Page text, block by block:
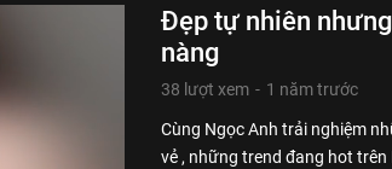
Đẹp tự nhiên
nàng
38 lượt xem - 1 năm trước
Cùng Ngọc Anh trải nghiệm
vẻ , những trend đang hot